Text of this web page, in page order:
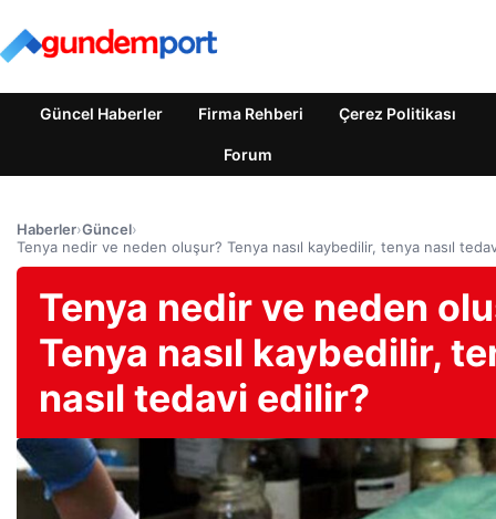
Güncel Haberler Firma Rehberi Çerez Politikası
Forum
Haberler›Güncel›
Tenya nedir ve neden oluşur? Tenya nasıl kaybedilir, tenya nasıl
Tenya nedir ve neden
Tenya nasıl kaybedilir,
nasıl tedavi edilir?